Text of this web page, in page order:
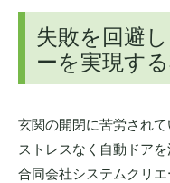
失敗を回避
ーを実現す
玄関の開閉に苦労され
ストレスなく自動ドア
合同会社システムクリ